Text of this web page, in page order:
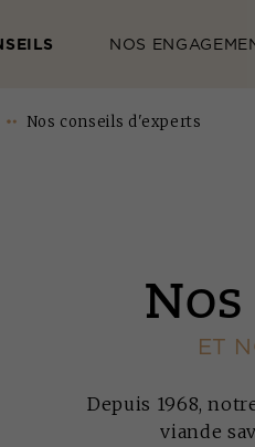
NOS
Nos conseils d'experts
NOS
ET
Depuis 1968,
viande